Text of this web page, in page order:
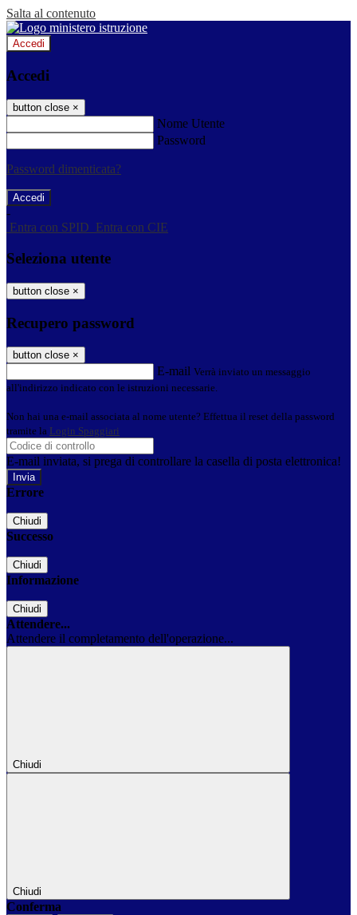
Salta al contenuto
Accedi
Accedi
button close ×
Nome Utente
Password
Password dimenticata?
-
Entra con SPID Entra con CIE
Seleziona utente
button close ×
Recupero password
button close ×
E-mail Verrà inviato un messaggio
all'indirizzo indicato con le istruzioni necessarie.
Non hai una e-mail associata al nome utente? Effettua il reset della password
tramite la Login Spaggiari
E-mail inviata, si prega di controllare la casella di posta elettronica!
Errore
Chiudi
Successo
Chiudi
Informazione
Chiudi
Attendere...
Attendere il completamento dell'operazione...
Chiudi
Chiudi
Conferma